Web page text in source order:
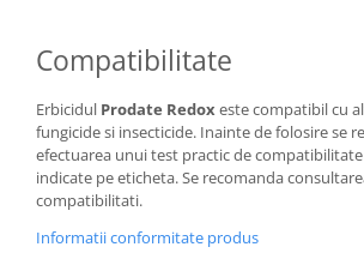
Compatibilitate
Erbicidul Prodate Redox este compatibil cu
fungicide si insecticide. Inainte de folosire se
efectuarea unui test practic de
indicate pe eticheta. Se recomanda
compatibilitati.
Informatii conformitate produs